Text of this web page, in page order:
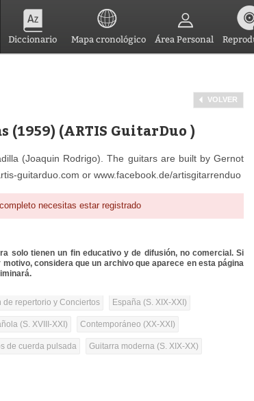
Diccionario Mapa cronológico Área Personal
VOLVER
(ARTIS GuitarDuo )
(Joaquin Rodrigo). The guitars are built by Gernot
guitarduo.com or www.facebook.de/artisgitarrenduo
necesitas estar registrado
solo tienen un fin educativo y de difusión, no comercial. Si
considera que un archivo que aparece en esta página
de repertorio y Conciertos España (S. XIX-XXI)
(S. XVIII-XXI) Contemporáneo (XX-XXI)
de cuerda pulsada Guitarra moderna (S. XIX-XX)